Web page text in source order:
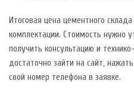
Итоговая цена цементного
комплектации. Стоимость нужно
получить консультацию и
достаточно зайти на сайт,
свой номер телефона в заявке.